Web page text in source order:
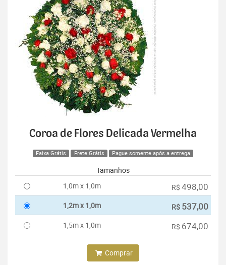
Coroa de Flores Delicada Vermelha
Faixa Grátis Frete Grátis Pague somente após a entrega
Tamanhos
1,0m x 1,0m
R$ 498,00
1,2m x 1,0m R$ 537,00
1,5m x 1,0m R$ 674,00
Comprar